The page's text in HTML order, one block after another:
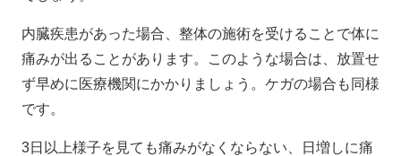
内臓疾患があった場合、整体の施術を受けることで体に
痛みが出ることがあります。このような場合は、放置せ
ず早めに医療機関にかかりましょう。ケガの場合も同様
です。
3日以上様子を見ても痛みがなくならない、日増しに痛